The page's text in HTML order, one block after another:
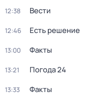
12:38 Вести
12:46 Есть решение
13:00 Факты
13:21 Погода 24
13:33 Факты